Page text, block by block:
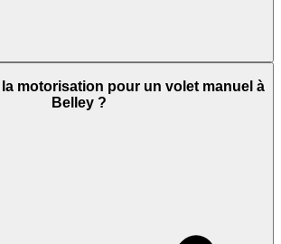
motorisation pour un volet manuel à
Belley ?